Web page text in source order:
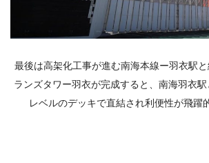
最後は高架化工事が進む南海本線ー羽衣駅
ランズタワー羽衣が完成すると、南海羽衣
レベルのデッキで直結され利便性が飛躍